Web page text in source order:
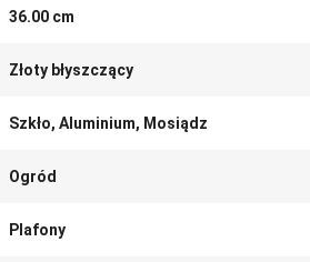
36.00 cm
Złoty błyszczący
Szkło, Aluminium, Mosiądz
Ogród
Plafony